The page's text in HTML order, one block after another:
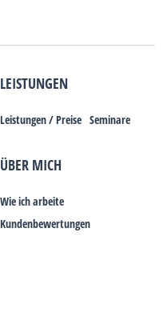
LEISTUNGEN
Leistungen / Preise Seminare
ÜBER MICH
Wie ich arbeite
Kundenbewertungen